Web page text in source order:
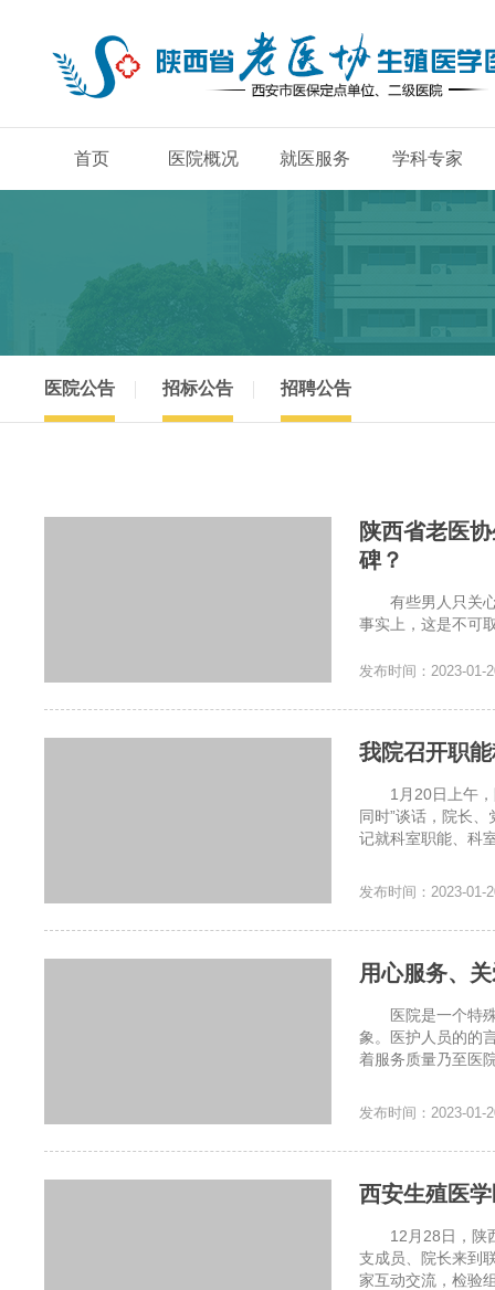
首页 医院概况 就医服务 学科专家
医院公告 招标公告 招聘公告
陕西省老医
碑？
有些男人只关心
事实上，这是不可
发布时间：2023-01-
我院召开职
1月20日上午，
同时”谈话，院长
记就科室职能、科
发布时间：2023-01-
用心服务、
医院是一个特殊
象。医护人员的的
着服务质量乃至医
发布时间：2023-01-
西安生殖医
12月28日，陕西
支成员、院长来到
家互动交流，检验